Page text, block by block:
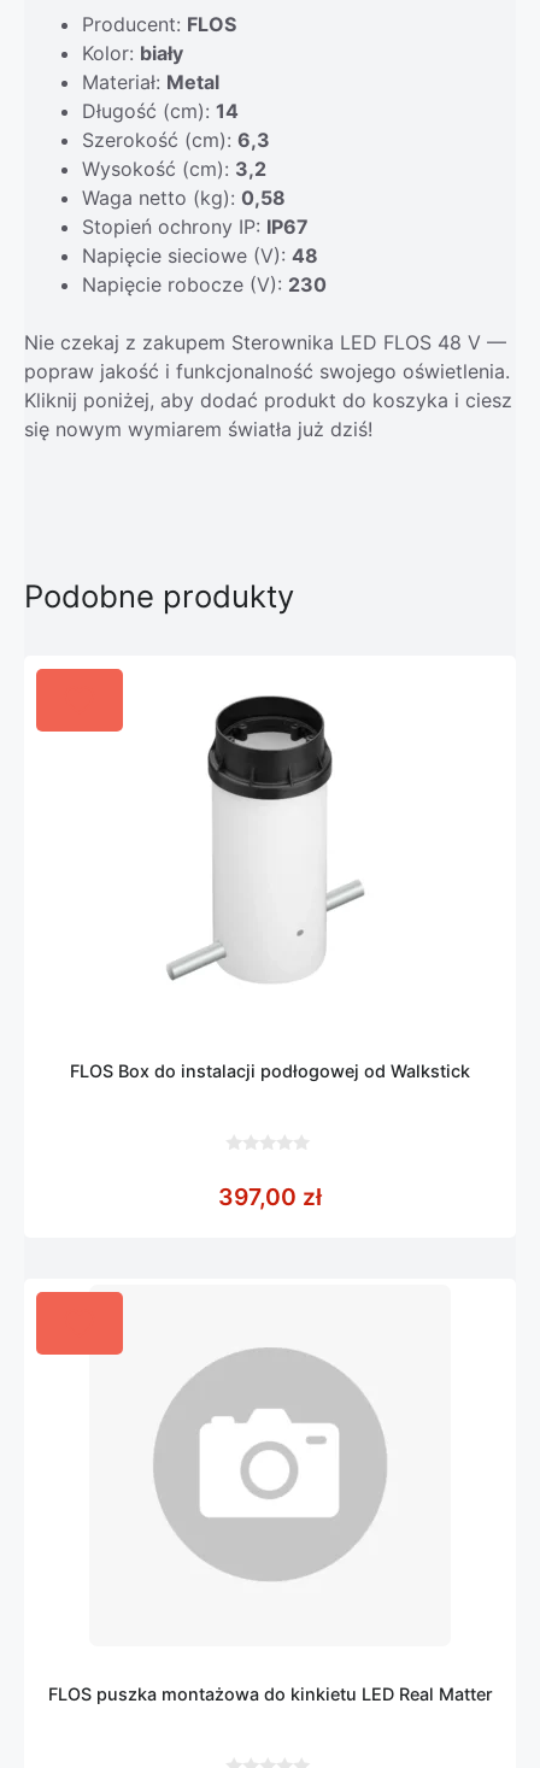
Producent: FLOS
Kolor: biały
Materiał: Metal
Długość (cm): 14
Szerokość (cm): 6,3
Wysokość (cm): 3,2
Waga netto (kg): 0,58
Stopień ochrony IP: IP67
Napięcie sieciowe (V): 48
Napięcie robocze (V): 230
Nie czekaj z zakupem Sterownika LED FLOS 48 V —
popraw jakość i funkcjonalność swojego oświetlenia.
Kliknij poniżej, aby dodać produkt do koszyka i ciesz
się nowym wymiarem światła już dziś!
Podobne produkty
FLOS Box do instalacji podłogowej od Walkstick
5
397,00 zł
FLOS puszka montażowa do kinkietu LED Real Matter